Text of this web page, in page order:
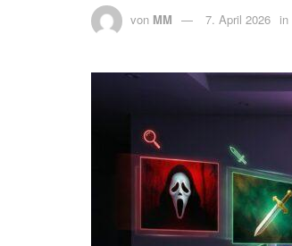
von MM 7. April 2026 in